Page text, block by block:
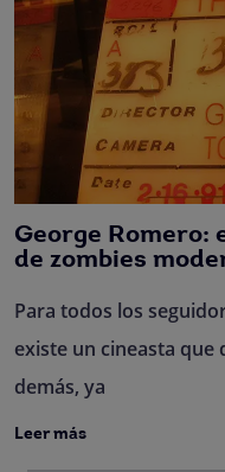
George Romero:
de zombies
Para todos los
existe un cineasta que
demás, ya
Leer más